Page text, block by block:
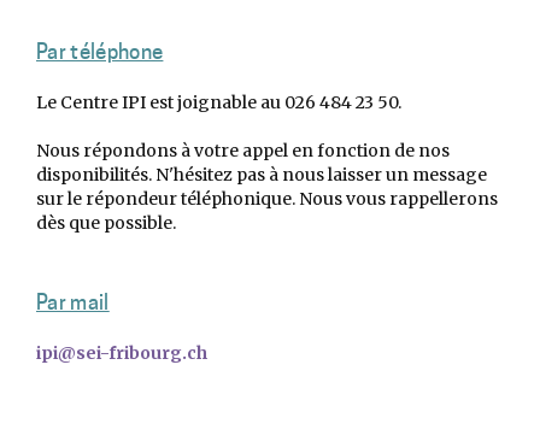
Par téléphone
Le Centre IPI est joignable au 026 484 23 50.
Nous répondons à votre appel en fonction de nos
disponibilités. N'hésitez pas à nous laisser un message
sur le répondeur téléphonique. Nous vous rappellerons
dès que possible.
Par mail
ipi@sei-fribourg.ch